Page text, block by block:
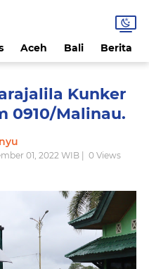
Aceh Bali Berita
Kunker
0910/Malinau.
01, 2022 WIB | 0 Views